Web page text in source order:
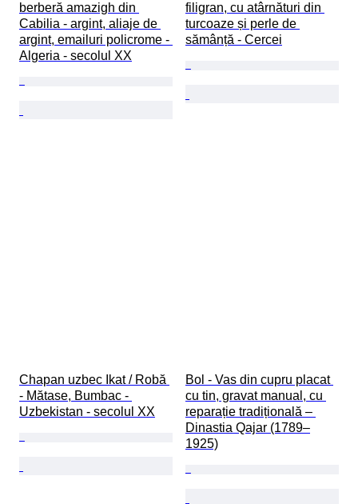
berberă amazigh din
Cabilia - argint, aliaje de
argint, emailuri policrome -
Algeria - secolul XX
filigran, cu atârnături din
turcoaze și perle de
sămânță - Cercei
Chapan uzbec Ikat / Robă
- Mătase, Bumbac -
Uzbekistan - secolul XX
Bol - Vas din cupru placat
cu tin, gravat manual, cu
reparație tradițională –
Dinastia Qajar (1789–
1925)